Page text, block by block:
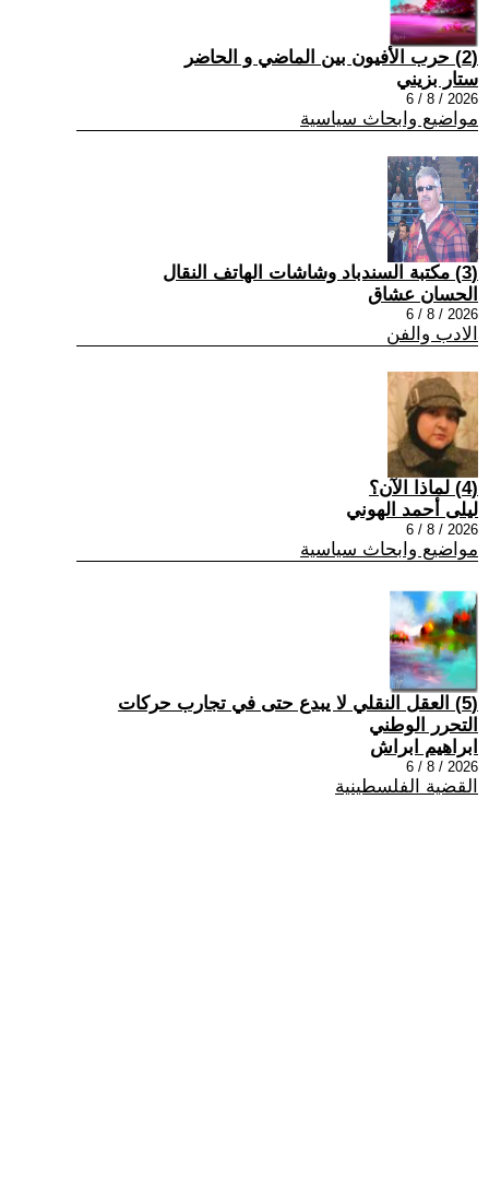
(2) حرب الأفيون بين الماضي و الحاضر
ستار بزيني
2026 / 8 / 6
مواضيع وابحاث سياسية
(3) مكتبة السندباد وشاشات الهاتف النقال
الحسان عشاق
2026 / 8 / 6
الادب والفن
(4) لماذا الآن؟
ليلى أحمد الهوني
2026 / 8 / 6
مواضيع وابحاث سياسية
(5) العقل النقلي لا يبدع حتى في تجارب حركات
التحرر الوطني
ابراهيم ابراش
2026 / 8 / 6
القضية الفلسطينية